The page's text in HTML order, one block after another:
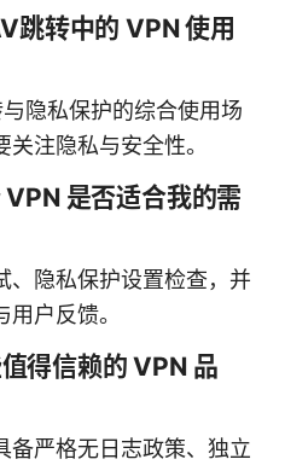
跳转中的 VPN 使用
隐私保护的综合使用场
注隐私与安全性。
是否适合我的需
、隐私保护设置检查，并
户反馈。
得信赖的 VPN 品
备严格无日志政策、独立